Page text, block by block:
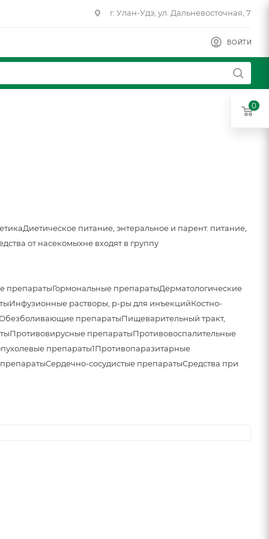
г. Улан-Удэ, ул. Дальневосточная, 7
ВОЙТИ
Диетическое питание, энтеральное и парент. питание,
от насекомыхне входят в группу
препаратыГормональные препаратыДерматологические
Инфузионные растворы, р-ры для инъекцийКостно-
препаратыПищеварительный тракт,
Противовирусные препаратыПротивовоспалительные
препараты1Противопаразитарные
Сердечно-сосудистые препаратыСредства при
0